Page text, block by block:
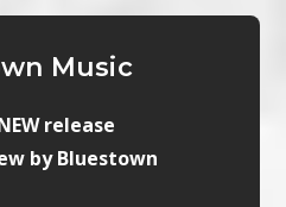
Music
release
by Bluestown